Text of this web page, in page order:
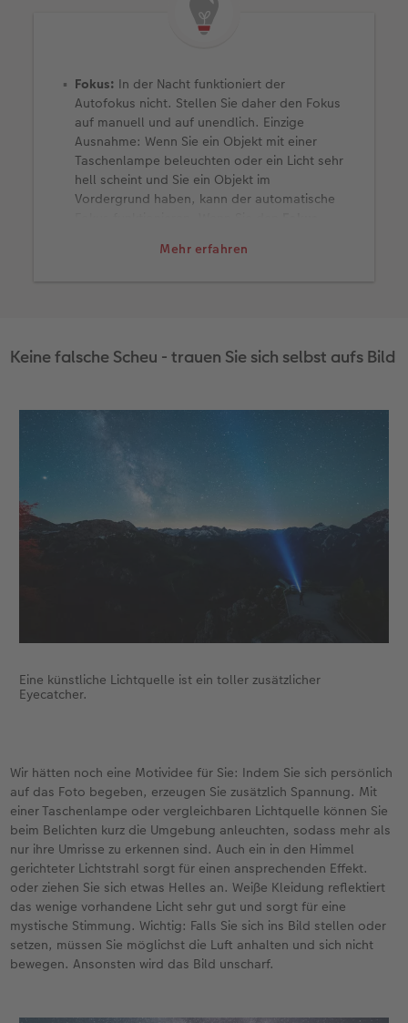
Mehr erfahren
Fokus: In der Nacht funktioniert der
Autofokus nicht. Stellen Sie daher den Fokus
auf manuell und auf unendlich. Einzige
Ausnahme: Wenn Sie ein Objekt mit einer
Taschenlampe beleuchten oder ein Licht sehr
hell scheint und Sie ein Objekt im
Vordergrund haben, kann der automatische
Autofokus aus. So stellen Sie sicher, dass die
Keine falsche Scheu - trauen Sie sich selbst aufs Bild
Eine künstliche Lichtquelle ist ein toller zusätzlicher
Eyecatcher.
Wir hätten noch eine Motividee für Sie: Indem Sie sich persönlich
auf das Foto begeben, erzeugen Sie zusätzlich Spannung. Mit
einer Taschenlampe oder vergleichbaren Lichtquelle können Sie
beim Belichten kurz die Umgebung anleuchten, sodass mehr als
nur ihre Umrisse zu erkennen sind. Auch ein in den Himmel
gerichteter Lichtstrahl sorgt für einen ansprechenden Effekt.
oder ziehen Sie sich etwas Helles an. Weiße Kleidung reflektiert
das wenige vorhandene Licht sehr gut und sorgt für eine
mystische Stimmung. Wichtig: Falls Sie sich ins Bild stellen oder
setzen, müssen Sie möglichst die Luft anhalten und sich nicht
bewegen. Ansonsten wird das Bild unscharf.